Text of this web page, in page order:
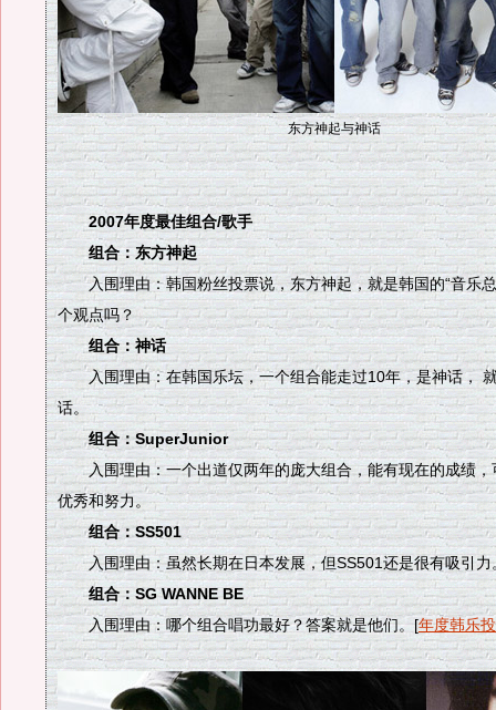
东方神起与神话
2007年度最佳组合/歌手
组合：东方神起
入围理由：韩国粉丝投票说，东方神起，就是韩国的“音乐总
个观点吗？
组合：神话
入围理由：在韩国乐坛，一个组合能走过10年，是神话，
话。
组合：SuperJunior
入围理由：一个出道仅两年的庞大组合，能有现在的成绩，
优秀和努力。
组合：SS501
入围理由：虽然长期在日本发展，但SS501还是很有吸引力
组合：SG WANNE BE
入围理由：哪个组合唱功最好？答案就是他们。[年度韩乐